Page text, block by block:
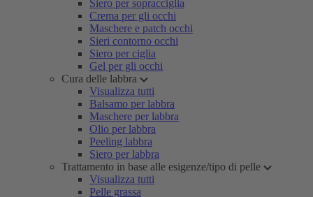
Siero per sopracciglia
Crema per gli occhi
Maschere e patch occhi
Sieri contorno occhi
Siero per ciglia
Gel per gli occhi
Cura delle labbra
Visualizza tutti
Balsamo per labbra
Maschere per labbra
Olio per labbra
Peeling labbra
Siero per labbra
Trattamento in base alle esigenze/tipo di pelle
Visualizza tutti
Pelle grassa